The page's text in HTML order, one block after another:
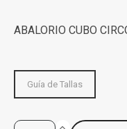
ABALORIO CUBO
Guía de Tallas